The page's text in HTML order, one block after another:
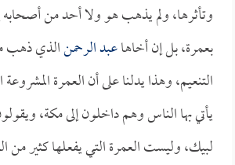
وتأثرها، ولم يذهب هو ولا أحد من أصحابه
بعمرة، بل إن أخاهاعبد الرحمنالذي ذهب
التنعيم، وهذا يدلنا على أن العمرة
يأتي بها الناس وهم داخلون إلى مكة،
لبيك، وليست العمرة التي يفعلها كثير من